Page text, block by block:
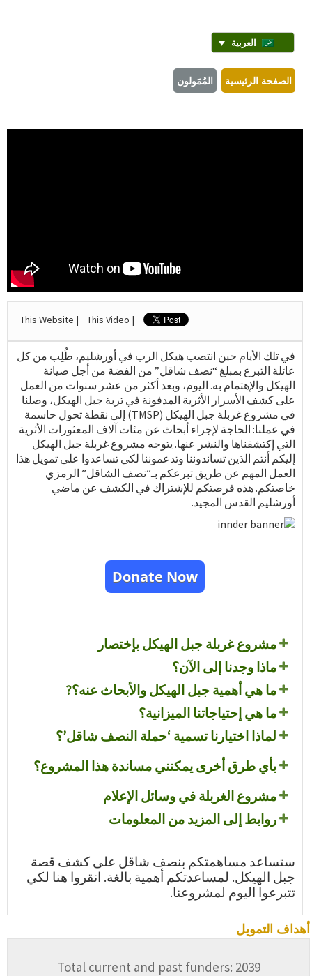
العربية
الصفحة الرئيسية المُمَولون
This Website | This Video |
في تلك الأيام حين انتصب هيكل الرب في أورشليم، طُلِب من كل
عائلة التبرع بمبلغ “نصف شاقل” من الفضة من أجل صيانة
الهيكل والإهتمام به. اليوم، وبعد أكثر من عشر سنوات من العمل
على كشف الأسرار الأثرية المدفونة في تربة جبل الهيكل، وصلنا
في مشروع غربلة جبل الهيكل (TMSP) إلى نقطة تحول حاسمة
في عملنا: الحاجة لإجراء أبحاث عن مئات آلاف المعثورات الأثرية
التي إكتشفناها والنشر عنها. يتوجه مشروع غربلة جبل الهيكل
إليكم أنتم الذين تساندوننا وتدعموننا لكي تساعدوا على تمويل هذا
العمل المهم عن طريق تبرعكم بـ”نصف الشاقل” الرمزي
خاصتكم. هذه فرصتكم للإشتراك في الكشف عن ماضي
أورشليم القدس المجيد.
Donate Now
مشروع غربلة جبل الهيكل بإختصار
ماذا وجدنا إلى الآن؟
ما هي أهمية جبل الهيكل والأبحاث عنه؟?
ما هي إحتياجاتنا الميزانية؟
لماذا اختيارنا تسمية ‘حملة النصف شاقل’؟
بأي طرق أخرى يمكنني مساندة هذا المشروع؟
مشروع الغربلة في وسائل الإعلام
روابط إلى المزيد من المعلومات
ستساعد مساهمتكم بنصف شاقل على كشف قصة
جبل الهيكل. لمساعدتكم أهمية بالغة. انقروا هنا لكي
تتبرعوا اليوم لمشروعنا.
أهداف التمويل
Total current and past funders: 2039